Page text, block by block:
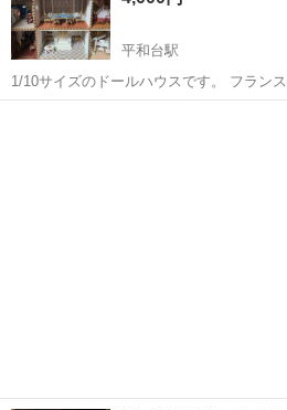
平和台駅
1/10サイズのドールハウスです。 フランスの職人の細かい手作業にて
作られた、かなり精度の高い高級品です✨ カバーをかけて保管してい